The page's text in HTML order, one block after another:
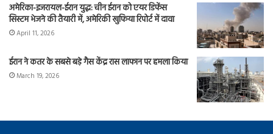
अमेरिका-इजरायल-ईरान युद्ध: चीन ईरान को एयर डिफेंस
सिस्टम भेजने की तैयारी में, अमेरिकी खुफिया रिपोर्ट में दावा
April 11, 2026
ईरान ने कतर के सबसे बड़े गैस केंद्र रास लाफान पर हमला किया
March 19, 2026